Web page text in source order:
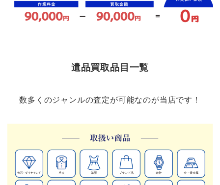
遺品買取品目一覧
数多くのジャンルの査定が可能なのが当店です！